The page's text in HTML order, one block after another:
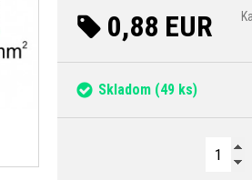
0,88 EUR
Skladom (49 ks)